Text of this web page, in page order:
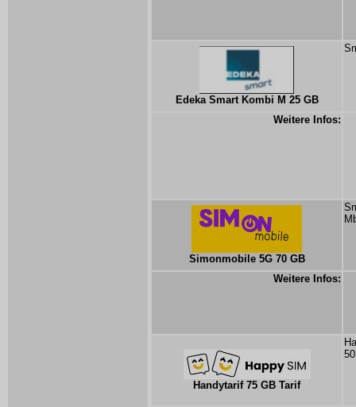
Edeka Smart Kombi M 25 GB
Weitere Infos:
Simonmobile 5G 70 GB
Weitere Infos:
Handytarif 75 GB Tarif